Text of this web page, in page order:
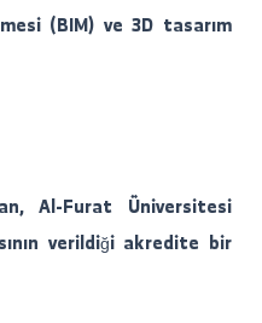
verileri oluşturmak,
(BIM) ve 3D